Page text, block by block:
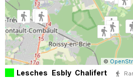
©
Lesches Esbly Chalifert